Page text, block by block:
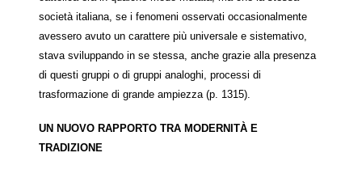
società italiana, se i fenomeni osservati occasionalmente
avessero avuto un carattere più universale e sistemativo,
stava sviluppando in se stessa, anche grazie alla presenza
di questi gruppi o di gruppi analoghi, processi di
trasformazione di grande ampiezza (p. 1315).
UN NUOVO RAPPORTO TRA MODERNITÀ E
TRADIZIONE